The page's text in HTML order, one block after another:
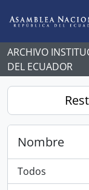
ARCHIVO
DEL ECUADOR
Nombre
Todos